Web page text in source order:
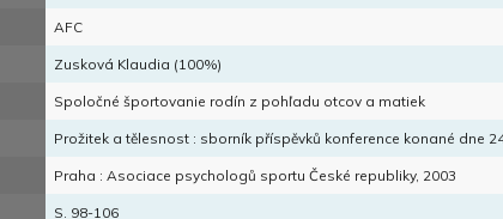
AFC
Zusková Klaudia (100%)
Spoločné športovanie rodín z pohľadu otcov a matiek
Prožitek a tělesnost : sborník příspěvků konference konané dne
Praha : Asociace psychologů sportu České republiky, 2003
S. 98-106